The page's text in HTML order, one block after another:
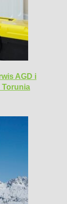
AGD i
Torunia